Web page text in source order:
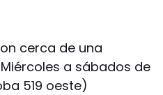
cerca de una
a sábados de
519 oeste)